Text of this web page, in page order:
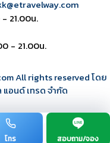
โทร สอบถาม/จอง
21.00น.
- 21.00น.
All rights reserved โดย
แอนด์ เทรด จำกัด
TOP